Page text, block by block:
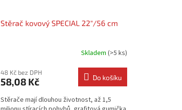
Stěrač kovový SPECIAL 22"/56 cm
Skladem (>5 ks)
48 Kč bez DPH
58,08 Kč Do košíku
Stěrače mají dlouhou životnost, až 1,5